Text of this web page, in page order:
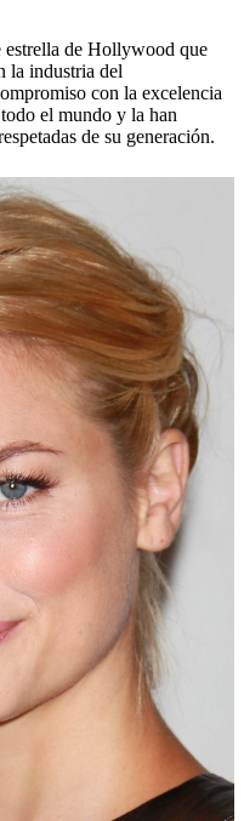
estrella de Hollywood que
la industria del
con la excelencia
el mundo y la han
de su generación.